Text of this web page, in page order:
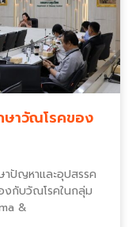
ษาวัณโรคของ
ปัญหาและอุปสรรค
งกับวัณโรคในกลุ่ม
&